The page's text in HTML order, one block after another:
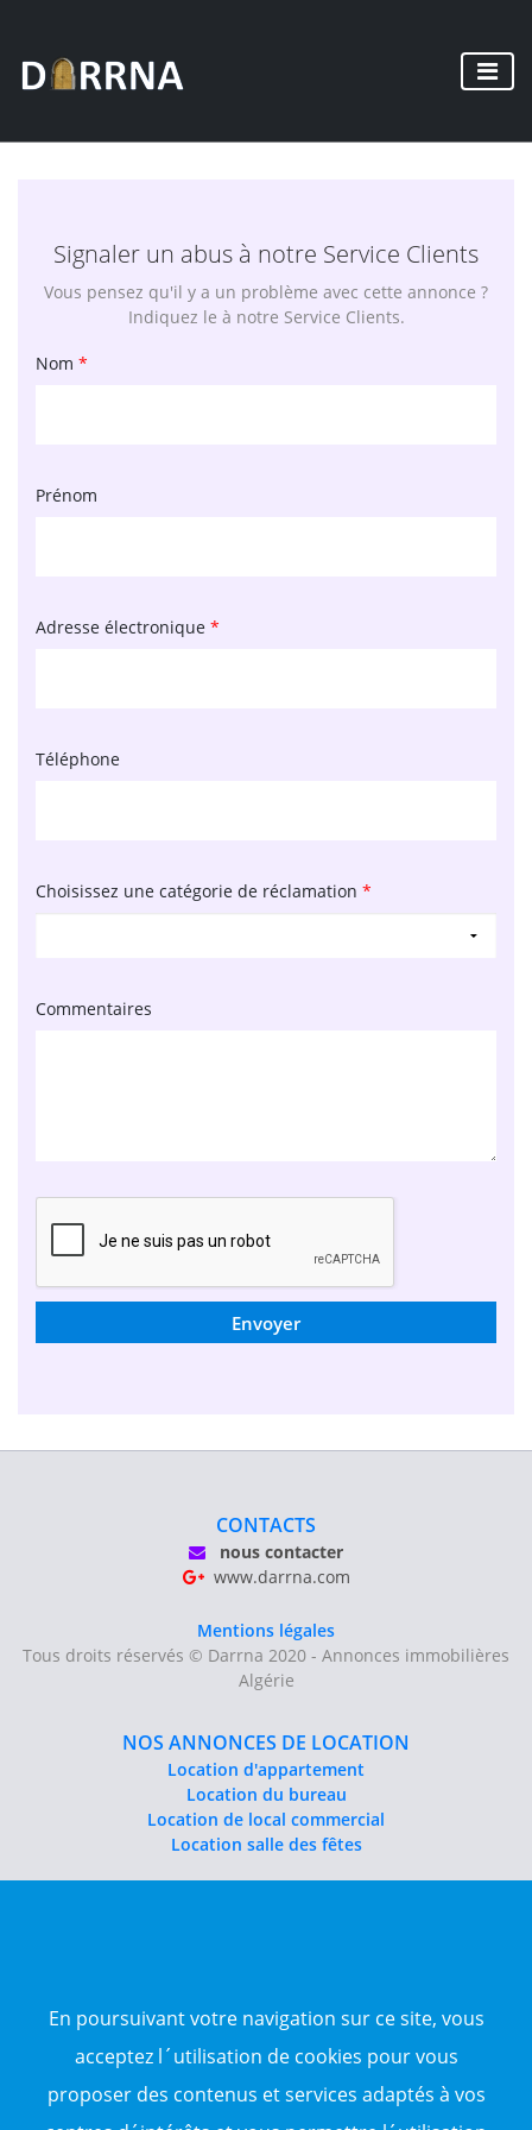
Signaler un abus à notre Service Clients
Vous pensez qu'il y a un problème avec cette annonce ?
Indiquez le à notre Service Clients.
Nom *
Prénom
Adresse électronique *
Téléphone
Choisissez une catégorie de réclamation *
Commentaires
Envoyer
En poursuivant votre navigation sur ce site, vous
acceptez l´utilisation de cookies pour vous
proposer des contenus et services adaptés à vos
CONTACTS
nous contacter
www.darrna.com
Mentions légales
Tous droits réservés © Darrna 2020 - Annonces immobilières
Algérie
NOS ANNONCES DE LOCATION
Location d'appartement
Location du bureau
Location de local commercial
Location salle des fêtes
Sitemap
TOP WILAYA
Annonce à 16-Alger
Annonce à 23-Annaba